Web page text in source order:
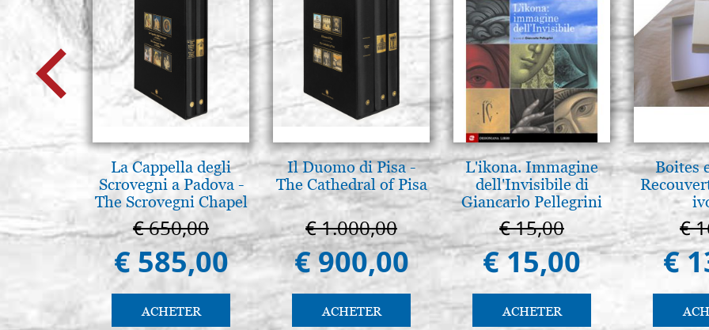
La Cappella degli
Scrovegni a Padova -
The Scrovegni Chapel
in Padua
€ 650,00
€ 585,00
ACHETER
Il Duomo di Pisa -
The Cathedral of Pisa
€ 1.000,00
€ 900,00
ACHETER
L'ikona. Immagine
dell'Invisibile di
Giancarlo Pellegrini
€ 15,00
€ 15,00
ACHETER
Boites
€
€